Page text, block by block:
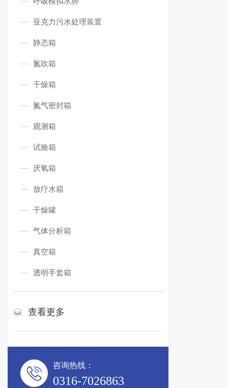
亚克力污水处理装置
静态箱
氮吹箱
干燥箱
氮气密封箱
观测箱
试验箱
厌氧箱
放疗水箱
干燥罐
气体分析箱
真空箱
透明手套箱
查看更多
咨询热线：
0316-7026863